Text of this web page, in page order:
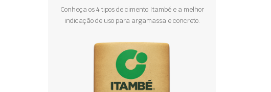
Conheça os 4 tipos de cimento Itambé e a melhor
indicação de uso para argamassa e concreto.